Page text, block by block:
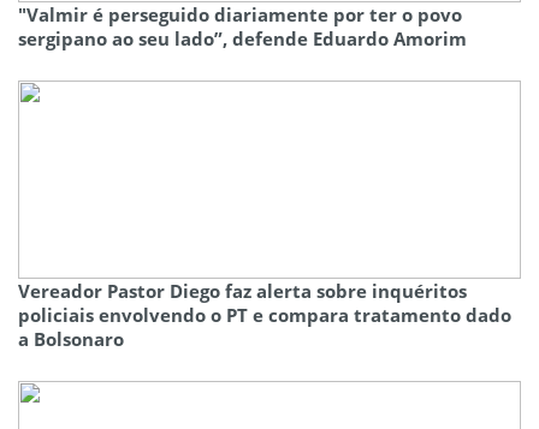
"Valmir é perseguido diariamente por ter o povo
sergipano ao seu lado”, defende Eduardo Amorim
Vereador Pastor Diego faz alerta sobre inquéritos
policiais envolvendo o PT e compara tratamento dado
a Bolsonaro